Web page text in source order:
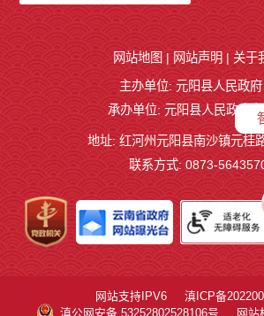
网站地图 | 网站声明 | 关于
主办单位: 元阳县人民政府
承办单位: 元阳县人民政府
地址: 红河州元阳县南沙镇元桂
联系方式: 0873-
网站支持IPV6
滇ICP备
滇公网安备 53252802528106号
网站